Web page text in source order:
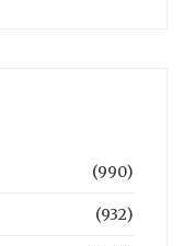
(990)
(932)